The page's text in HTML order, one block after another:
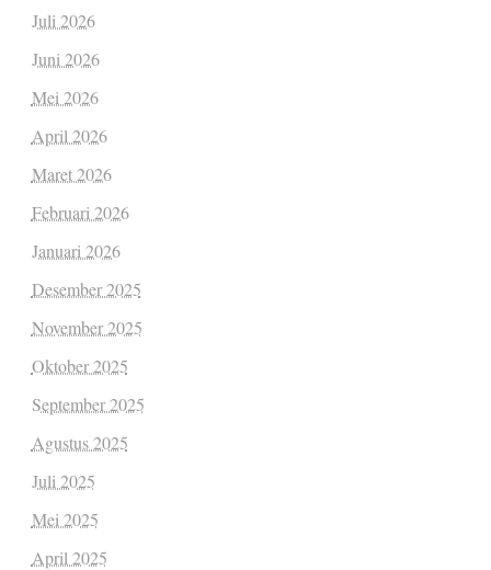
Juli 2026
Juni 2026
Mei 2026
April 2026
Maret 2026
Februari 2026
Januari 2026
Desember 2025
November 2025
Oktober 2025
September 2025
Agustus 2025
Juli 2025
Mei 2025
April 2025